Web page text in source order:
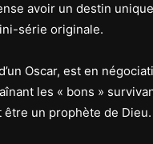
avoir un destin
série originale.
Oscar, est en
les « bons »
un prophète de